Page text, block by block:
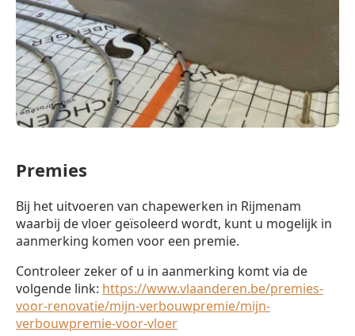
Premies
Bij het uitvoeren van chapewerken in Rijmenam
waarbij de vloer geïsoleerd wordt, kunt u mogelijk in
aanmerking komen voor een premie.
Controleer zeker of u in aanmerking komt via de
volgende link: https://www.vlaanderen.be/premies-
voor-renovatie/mijn-verbouwpremie/mijn-
verbouwpremie-voor-vloer